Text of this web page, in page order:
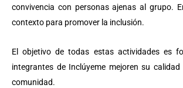
convivencia con personas ajenas al grupo.
contexto para promover la inclusión.
El objetivo de todas estas actividades es
integrantes de Inclúyeme mejoren su
comunidad.